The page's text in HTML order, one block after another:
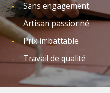
Sans engagement
Artisan passionné
Prix imbattable
Travail de qualité